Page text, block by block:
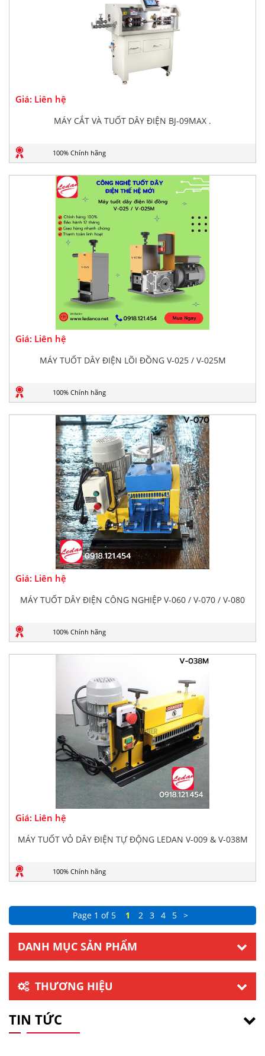
Giá: Liên hệ
MÁY CẮT VÀ TUỐT DÂY ĐIỆN BJ-09MAX .
100% Chính hãng
Giá: Liên hệ
MÁY TUỐT DÂY ĐIỆN LÕI ĐỒNG V-025 / V-025M
100% Chính hãng
Giá: Liên hệ
MÁY TUỐT DÂY ĐIỆN CÔNG NGHIỆP V-060 / V-070 / V-080
100% Chính hãng
Giá: Liên hệ
MÁY TUỐT VỎ DÂY ĐIỆN TỰ ĐỘNG LEDAN V-009 & V-038M
100% Chính hãng
Page 1 of 5 1 2 3 4 5 >
DANH MỤC SẢN PHẨM
THƯƠNG HIỆU
TIN TỨC